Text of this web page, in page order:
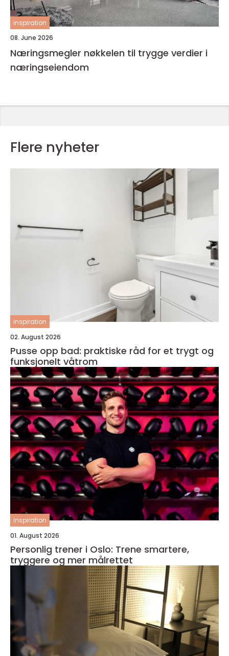
inspiration
08. June 2026
Næringsmegler nøkkelen til trygge verdier i
næringseiendom
Flere nyheter
inspiration
02. August 2026
Pusse opp bad: praktiske råd for et trygt og
funksjonelt våtrom
inspiration
01. August 2026
Personlig trener i Oslo: Trene smartere,
tryggere og mer målrettet